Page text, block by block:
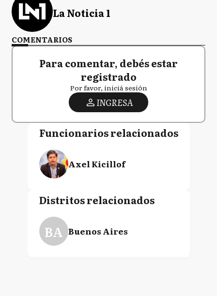
La Noticia 1
COMENTARIOS
Para comentar, debés estar
registrado
Por favor, iniciá sesión
INGRESA
Funcionarios relacionados
Axel Kicillof
Distritos relacionados
BA Buenos Aires